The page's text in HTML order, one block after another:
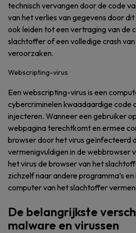
technisch vervangen door de code
van het verlies van gegevens door
ook leiden tot een vertraging van de
slachtoffer of een volledige crash
veroorzaken.
Webscripting-virus
Een webscripting-virus is een
cybercriminelen kwaadaardige code
injecteren. Wanneer een gebruiker
webpagina terechtkomt en ermee
browser door het virus geïnfecteerd
vermenigvuldigen in de webbrowser
het virus de browser van het
zichzelf naar andere programma’s
computer van het slachtoffer
De belangrijkste
malware en virussen